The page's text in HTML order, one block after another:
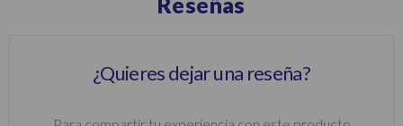
¿Quieres dejar una reseña?